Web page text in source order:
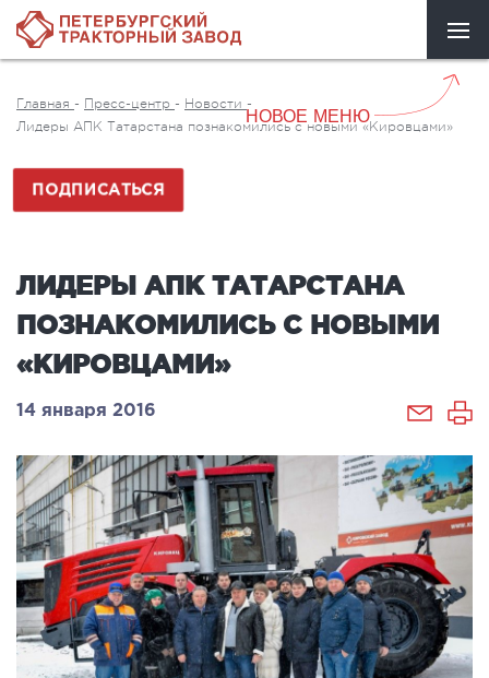
НОВОЕ МЕНЮ
Главная - Пресс-центр - Новости -
Лидеры АПК Татарстана познакомились с новыми «Кировцами»
ПОДПИСАТЬСЯ
ЛИДЕРЫ АПК ТАТАРСТАНА
ПОЗНАКОМИЛИСЬ С НОВЫМИ
«КИРОВЦАМИ»
14 января 2016